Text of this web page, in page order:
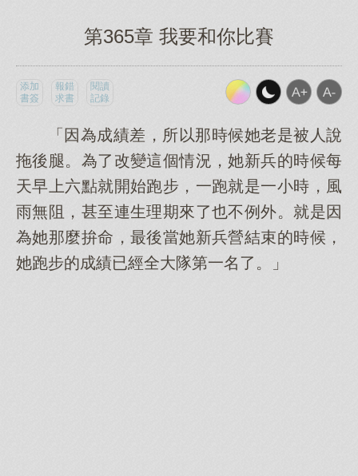
第365章 我要和你比賽
添加
書簽
報錯
求書
閱讀
記錄
「因為成績差，所以那時候她老是被人說
拖後腿。為了改變這個情況，她新兵的時候每
天早上六點就開始跑步，一跑就是一小時，風
雨無阻，甚至連生理期來了也不例外。就是因
為她那麼拚命，最後當她新兵營結束的時候，
她跑步的成績已經全大隊第一名了。」